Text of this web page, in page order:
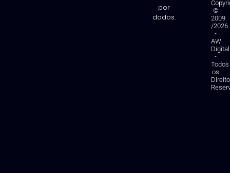
por
dados.
©
2009
/2026
-
AW
Digital
-
Todos
os